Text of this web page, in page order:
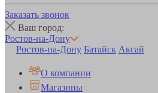
Заказать звонок
Ваш город:
Ростов-на-Дону
Ростов-на-Дону Батайск Аксай
О компании
Магазины